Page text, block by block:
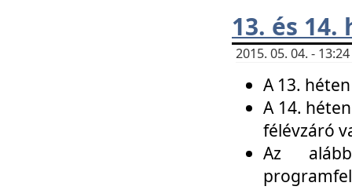
13. és
2015. 05. 04. -
A 13.
A 14.
félévzáró
Az